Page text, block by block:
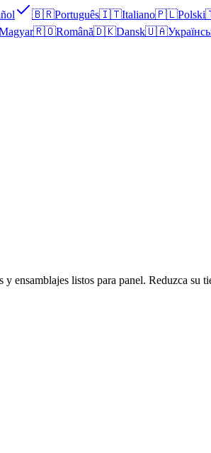
🇧🇷Português🇮🇹Italiano🇵🇱Polski
🇷🇴Română🇩🇰Dansk🇺🇦
ensamblajes listos para panel. Reduzca su